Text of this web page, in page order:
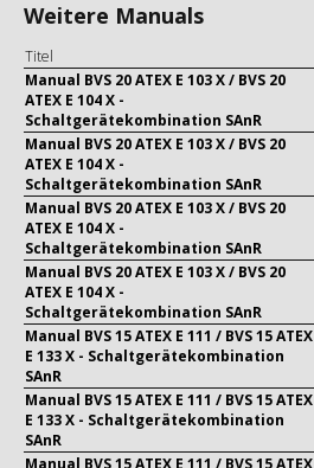
Weitere Manuals
Titel
Manual BVS 20 ATEX E 103 X / BVS 20
ATEX E 104 X -
Schaltgerätekombination SAnR
Manual BVS 20 ATEX E 103 X / BVS 20
ATEX E 104 X -
Schaltgerätekombination SAnR
Manual BVS 20 ATEX E 103 X / BVS 20
ATEX E 104 X -
Schaltgerätekombination SAnR
Manual BVS 20 ATEX E 103 X / BVS 20
ATEX E 104 X -
Schaltgerätekombination SAnR
Manual BVS 15 ATEX E 111 / BVS 15 ATEX
E 133 X - Schaltgerätekombination
SAnR
Manual BVS 15 ATEX E 111 / BVS 15 ATEX
E 133 X - Schaltgerätekombination
SAnR
Manual BVS 15 ATEX E 111 / BVS 15 ATEX